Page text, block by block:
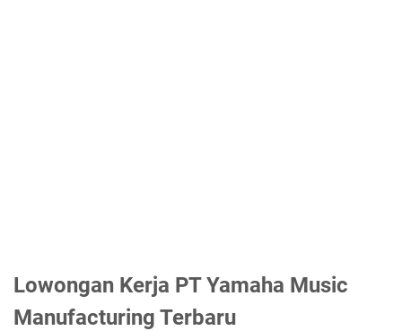
Lowongan Kerja PT Yamaha Music
Manufacturing Terbaru